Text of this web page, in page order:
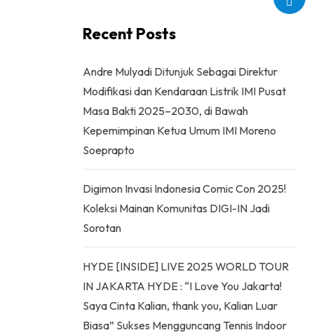
Recent Posts
Andre Mulyadi Ditunjuk Sebagai Direktur
Modifikasi dan Kendaraan Listrik IMI Pusat
Masa Bakti 2025–2030, di Bawah
Kepemimpinan Ketua Umum IMI Moreno
Soeprapto
Digimon Invasi Indonesia Comic Con 2025!
Koleksi Mainan Komunitas DIGI-IN Jadi
Sorotan
HYDE [INSIDE] LIVE 2025 WORLD TOUR
IN JAKARTA HYDE : “I Love You Jakarta!
Saya Cinta Kalian, thank you, Kalian Luar
Biasa” Sukses Mengguncang Tennis Indoor